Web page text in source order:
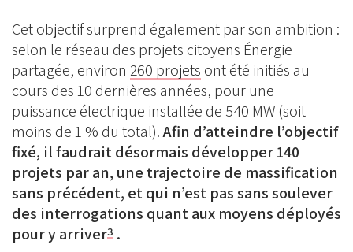
Cet objectif surprend également par son ambition :
selon le réseau des projets citoyens Énergie
partagée, environ 260 projets ont été initiés au
cours des 10 dernières années, pour une
puissance électrique installée de 540 MW (soit
moins de 1 % du total).Afin d’atteindre l’objectif
fixé, il faudrait désormais développer 140
projets par an, une trajectoire de massification
sans précédent, et qui n’est pas sans soulever
des interrogations quant aux moyens déployés
pour y arriver3 .